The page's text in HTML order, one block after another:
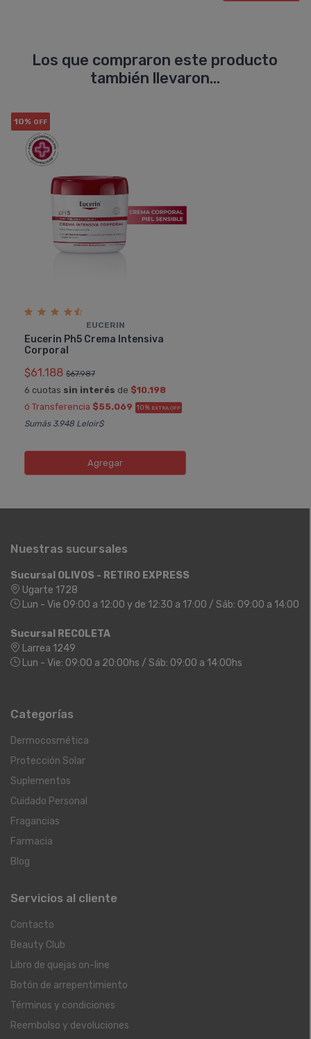
Los que compraron este producto
también llevaron...
10% OFF
EUCERIN
Eucerin Ph5 Crema Intensiva
Corporal
$61.188 $67.987
6 cuotas sin interés de $10.198
ó Transferencia $55.069 10% EXTRA OFF
Sumás 3.948 Leloir$
Agregar
Nuestras sucursales
Sucursal OLIVOS - RETIRO EXPRESS
Ugarte 1728
Lun - Vie 09:00 a 12:00 y de 12:30 a 17:00 / Sáb: 09:00 a 14:00
Sucursal RECOLETA
Larrea 1249
Lun - Vie: 09:00 a 20:00hs / Sáb: 09:00 a 14:00hs
Categorías
Dermocosmética
Protección Solar
Suplementos
Cuidado Personal
Fragancias
Farmacia
Blog
Servicios al cliente
Contacto
Beauty Club
Libro de quejas on-line
Botón de arrepentimiento
Términos y condiciones
Reembolso y devoluciones